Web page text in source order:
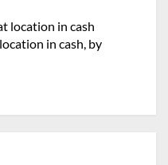
location in cash
in cash, by